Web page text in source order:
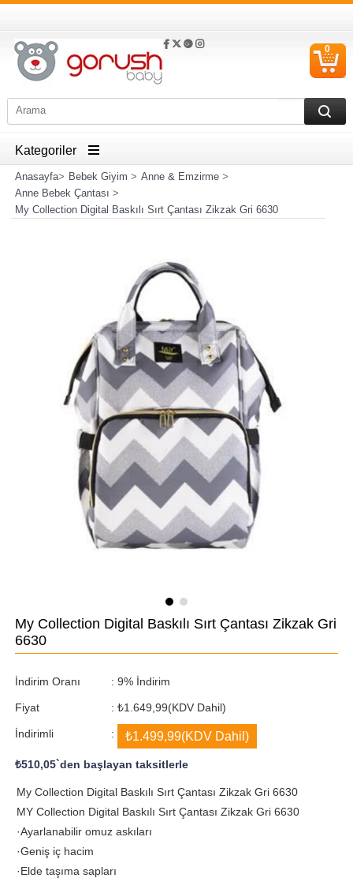
0
Kategoriler
Anasayfa> Bebek Giyim > Anne & Emzirme>
Anne Bebek Çantası >
My Collection Digital Baskılı Sırt Çantası Zikzak Gri 6630
My Collection Digital Baskılı Sırt Çantası Zikzak Gri
6630
İndirim Oranı : %
9 İndirim
Fiyat : ₺1.649,99(KDV Dahil)
İndirimli : ₺1.499,99(KDV Dahil)
₺510,05`den başlayan taksitlerle
My Collection Digital Baskılı Sırt Çantası Zikzak Gri 6630
MY Collection Digital Baskılı Sırt Çantası Zikzak Gri 6630
·Ayarlanabilir omuz askıları
·Geniş iç hacim
·Elde taşıma sapları